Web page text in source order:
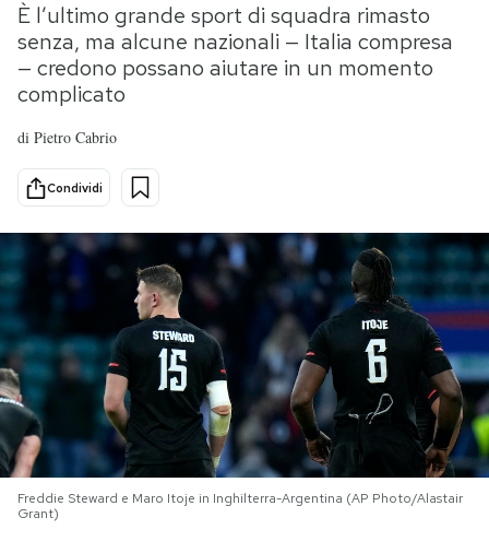
Tecnologia
Internet
Scienza
Cultura
Economia
Sport
Storie/Idee
Ok Boomer!
Media
PODCAST
NEWSLETTER
I MIEI PREFERITI
SHOP
È l’ultimo grande sport di squadra rimasto
senza, ma alcune nazionali — Italia compresa
— credono possano aiutare in un momento
complicato
di Pietro Cabrio
Condividi
Freddie Steward e Maro Itoje in Inghilterra-Argentina (AP Photo/Alastair
Grant)